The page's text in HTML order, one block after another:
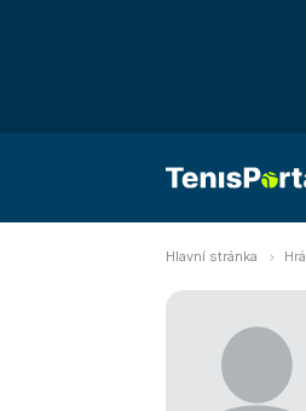
Hlavní stránka